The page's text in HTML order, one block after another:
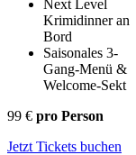
Next Level
Krimidinner an
Bord
Saisonales 3-
Gang-Menü &
Welcome-Sekt
99 € pro Person
Jetzt Tickets buchen